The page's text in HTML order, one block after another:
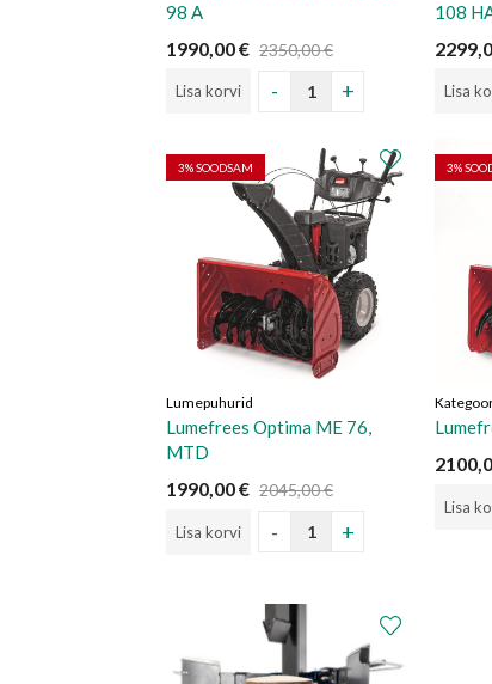
98 A
1990,00€ 2350,00€
Lisa korvi
108
Lisa
3% SOODSAM
Lumepuhurid
Lumefrees Optima ME 76,
MTD
1990,00€ 2045,00€
Lisa korvi
3%
Lisa